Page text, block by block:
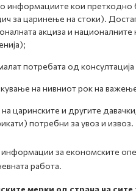
кои претходно
за царинење на стоки).
акциза и
потребата од консултација
на нивниот рок на
царинските и другите
потребни за увоз и извоз.
за економските
работа.
мерки од страна на сите